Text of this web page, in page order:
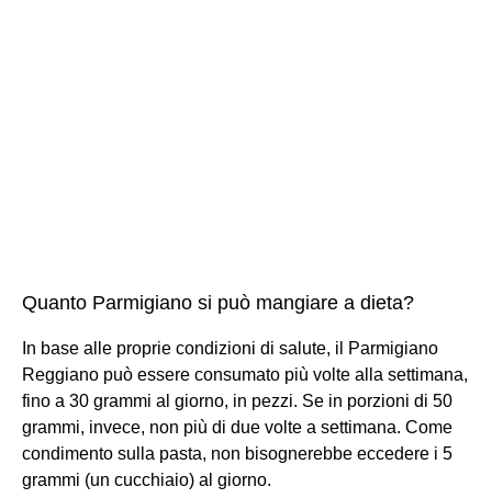
Quanto Parmigiano si può mangiare a dieta?
In base alle proprie condizioni di salute, il Parmigiano
Reggiano può essere consumato più volte alla settimana,
fino a 30 grammi al giorno, in pezzi. Se in porzioni di 50
grammi, invece, non più di due volte a settimana. Come
condimento sulla pasta, non bisognerebbe eccedere i 5
grammi (un cucchiaio) al giorno.